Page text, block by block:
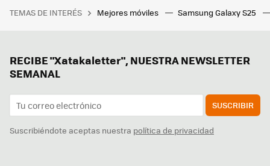
TEMAS DE INTERÉS Mejores móviles Samsung Galaxy S25
RECIBE "Xatakaletter", NUESTRA NEWSLETTER
SEMANAL
SUSCRIBIR
Suscribiéndote aceptas nuestra política de privacidad